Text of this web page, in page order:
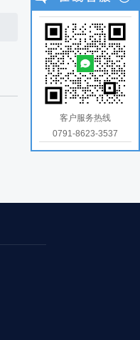
客户服务热线
0791-8623-3537